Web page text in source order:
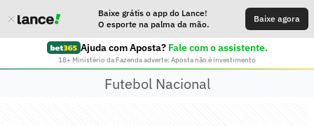
Baixe grátis o app do Lance!
O esporte na palma da mão.
Baixe agora
Ajuda com Aposta? Fale com o assistente.
18+ Ministério da Fazenda adverte: Aposta não é investimento
Futebol Nacional